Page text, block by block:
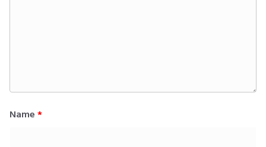
Name *